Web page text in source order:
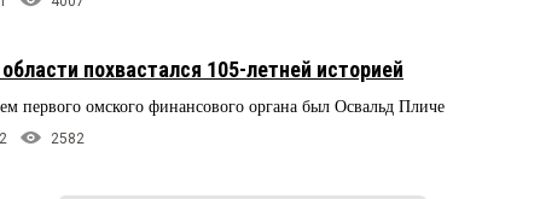
похвастался 105-летней историей
первого омского финансового органа был Освальд Пличе
2 2582